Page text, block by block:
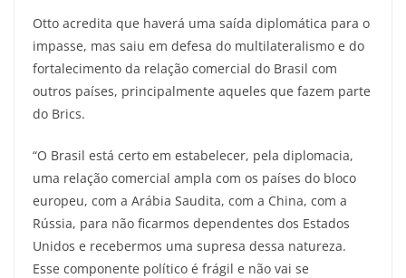
Otto acredita que haverá uma saída diplomática para o
impasse, mas saiu em defesa do multilateralismo e do
fortalecimento da relação comercial do Brasil com
outros países, principalmente aqueles que fazem parte
do Brics.
“O Brasil está certo em estabelecer, pela diplomacia,
uma relação comercial ampla com os países do bloco
europeu, com a Arábia Saudita, com a China, com a
Rússia, para não ficarmos dependentes dos Estados
Unidos e recebermos uma supresa dessa natureza.
Esse componente político é frágil e não vai se